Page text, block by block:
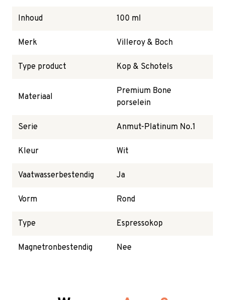
Inhoud 100 ml
Merk Villeroy & Boch
Type product Kop & Schotels
Materiaal
Premium Bone
porselein
Serie Anmut-Platinum No.1
Kleur Wit
Vaatwasserbestendig Ja
Vorm Rond
Type Espressokop
Magnetronbestendig Nee